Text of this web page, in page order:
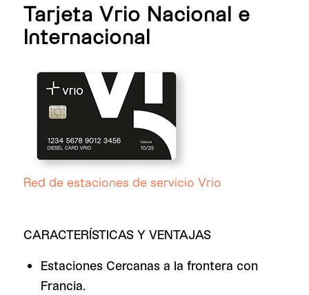
Tarjeta Vrio Nacional e
Internacional
Red de estaciones de servicio Vrio
CARACTERÍSTICAS Y VENTAJAS
Estaciones Cercanas a la frontera con
Francia.